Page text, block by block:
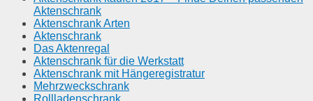
Aktenschrank
Aktenschrank Arten
Aktenschrank
Das Aktenregal
Aktenschrank für die Werkstatt
Aktenschrank mit Hängeregistratur
Mehrzweckschrank